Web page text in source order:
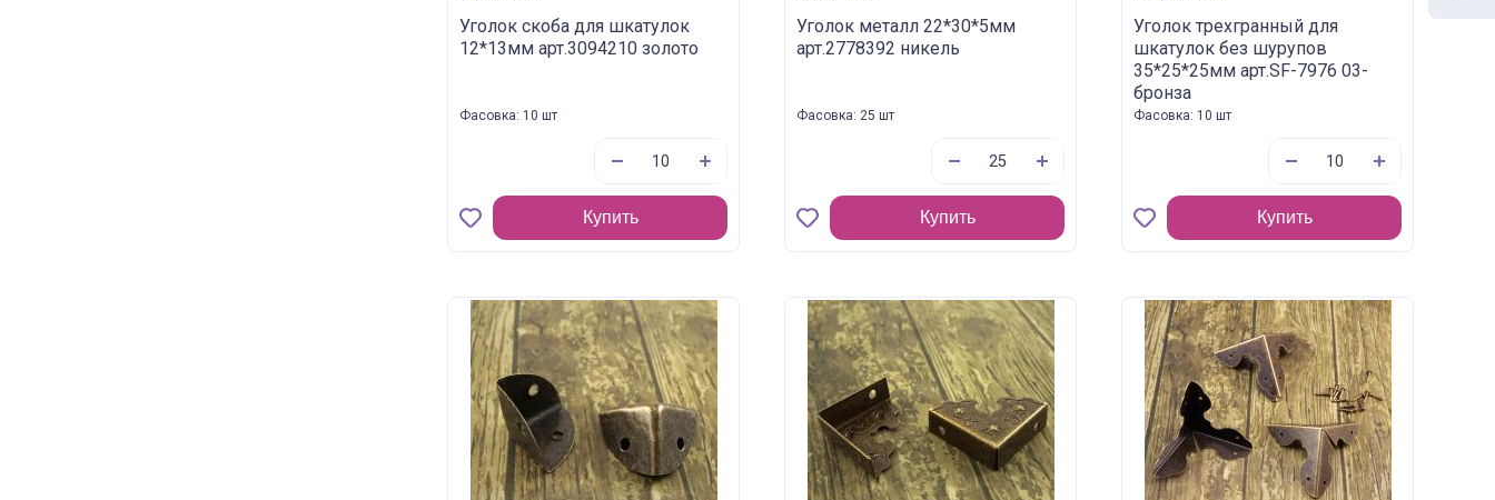
Уголок скоба для шкатулок
12*13мм арт.3094210 золото
Фасовка: 10 шт
Купить
Уголок металл 22*30*5мм
арт.2778392 никель
Фасовка: 25 шт
Купить
Уголок трехгранный для
шкатулок без шурупов
35*25*25мм арт.SF-7976 03-
бронза
Фасовка: 10 шт
Купить